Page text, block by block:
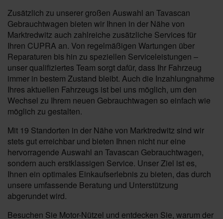
Zusätzlich zu unserer großen Auswahl an Tavascan
Gebrauchtwagen bieten wir Ihnen in der Nähe von
Marktredwitz auch zahlreiche zusätzliche Services für
Ihren CUPRA an. Von regelmäßigen Wartungen über
Reparaturen bis hin zu speziellen Serviceleistungen –
unser qualifiziertes Team sorgt dafür, dass Ihr Fahrzeug
immer in bestem Zustand bleibt. Auch die Inzahlungnahme
Ihres aktuellen Fahrzeugs ist bei uns möglich, um den
Wechsel zu Ihrem neuen Gebrauchtwagen so einfach wie
möglich zu gestalten.
Mit 19 Standorten in der Nähe von Marktredwitz sind wir
stets gut erreichbar und bieten Ihnen nicht nur eine
hervorragende Auswahl an Tavascan Gebrauchtwagen,
sondern auch erstklassigen Service. Unser Ziel ist es,
Ihnen ein optimales Einkaufserlebnis zu bieten, das durch
unsere umfassende Beratung und Unterstützung
abgerundet wird.
Besuchen Sie Motor-Nützel und entdecken Sie, warum der